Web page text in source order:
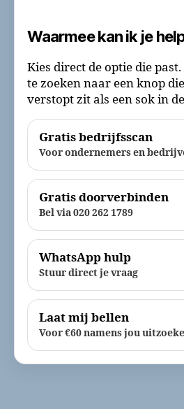
Waarmee kan ik je
Kies direct de optie die
te zoeken naar een knop
verstopt zit als een sok in
Gratis bedrijfsscan
Voor ondernemers en
Gratis doorverbinden
Bel via 020 262 1789
WhatsApp hulp
Stuur direct je vraag
Laat mij bellen
Voor €60 namens jou